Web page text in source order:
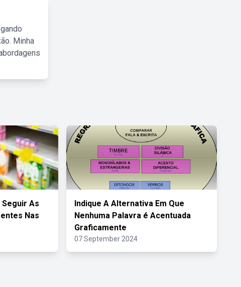
Minha
Seguir As
Nas
Indique A Alternativa Em Que
Nenhuma Palavra é Acentuada
Graficamente
07 September 2024